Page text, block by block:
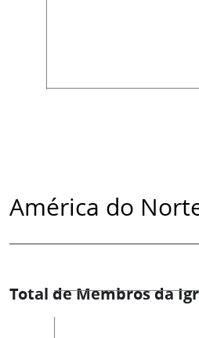
América do
Total de Membros da